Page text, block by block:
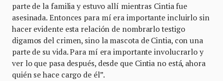
parte de la familia y estuvo allí mientras Cintia fue
asesinada. Entonces para mí era importante incluirlo sin
hacer evidente esta relación de nombrarlo testigo
digamos del crimen, sino la mascota de Cintia, con una
parte de su vida. Para mí era importante involucrarlo y
ver lo que pasa después, desde que Cintia no está, ahora
quién se hace cargo de él”.